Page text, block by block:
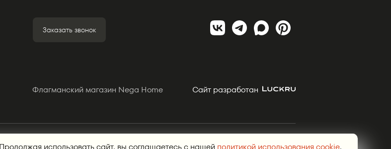
Заказать звонок
Флагманский магазин Nega Home Сайт разработан
от производителя в Екатеринбурге, Перми, Тюмени, Сургуте, Челябинске.